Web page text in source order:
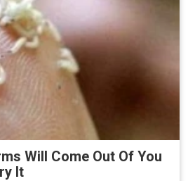
Will Come Out Of You
It